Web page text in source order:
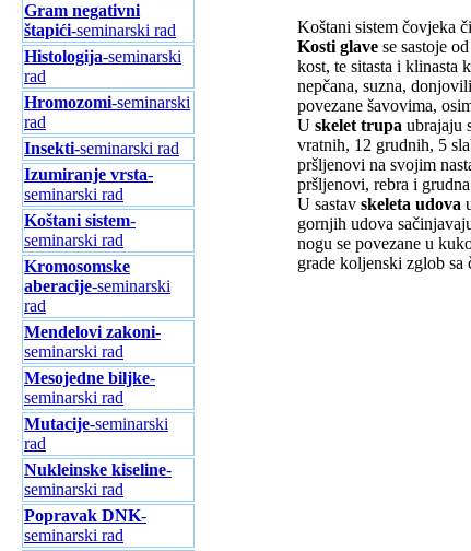
Gram negativni
štapići-seminarski rad
Histologija-seminarski
rad
Hromozomi-seminarski
rad
Insekti-seminarski rad
Izumiranje vrsta-
seminarski rad
Koštani sistem-
seminarski rad
Kromosomske
aberacije-seminarski
rad
Mendelovi zakoni-
seminarski rad
Mesojedne biljke-
seminarski rad
Mutacije-seminarski
rad
Nukleinske kiseline-
seminarski rad
Popravak DNK-
seminarski rad
Koštani sistem čovjeka
Kosti glave se sastoje
kost, te sitasta i klinasta
nepčana, suzna,
povezane šavovima,
U skelet trupa ubrajaju
vratnih, 12 grudnih, 5
pršljenovi na svojim
pršljenovi, rebra i
U sastav skeleta udova
gornjih udova
nogu se povezane u
grade koljenski zglob sa